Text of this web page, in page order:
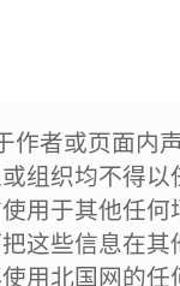
作者或页面内
组织均不得
用于其他任
这些信息在
用北国网的